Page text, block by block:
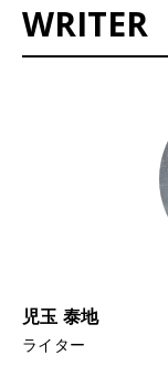
WRITER
児玉 泰地
ライター